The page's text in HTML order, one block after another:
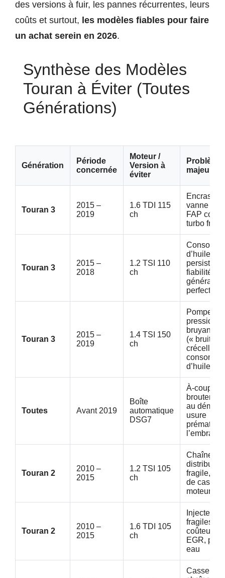
des versions à fuir, les pannes récurrentes, leurs
coûts et surtout, les modèles fiables pour faire
un achat serein en 2026.
Synthèse des Modèles
Touran à Éviter (Toutes
Générations)
Génération
Période
concernée
Moteur /
Version à
éviter
majeurs
Touran 3
2015 –
2019
1.6 TDI 115
ch
vanne
FAP
turbo
Touran 3
2015 –
2018
1.2 TSI 110
ch
d’huile
fiabilité
générale
perfectible
Touran 3
2015 –
2019
1.4 TSI 150
ch
Pompe
pression
bruyante
(« bruit de
crécelle »),
d’huile
Toutes Avant 2019
Boîte
automatique
DSG7
À-coups,
au
usure
Touran 2
2010 –
2015
1.2 TSI 105
ch
Chaîne de
distribution
fragile,
de casse
moteur
Touran 2
2010 –
2015
1.6 TDI 105
ch
Injecteurs
fragiles et
coûteux,
EGR,
eau
Casse de